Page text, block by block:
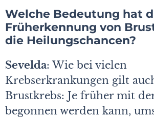
Welche Bedeutung hat
Früherkennung von
die Heilungschancen?
Sevelda: Wie bei vielen
Krebserkrankungen gilt
Brustkrebs: Je früher mit
begonnen werden kann,